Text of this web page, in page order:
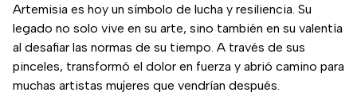
Artemisia es hoy un símbolo de lucha y resiliencia. Su
legado no solo vive en su arte, sino también en su valentía
al desafiar las normas de su tiempo. A través de sus
pinceles, transformó el dolor en fuerza y abrió camino para
muchas artistas mujeres que vendrían después.